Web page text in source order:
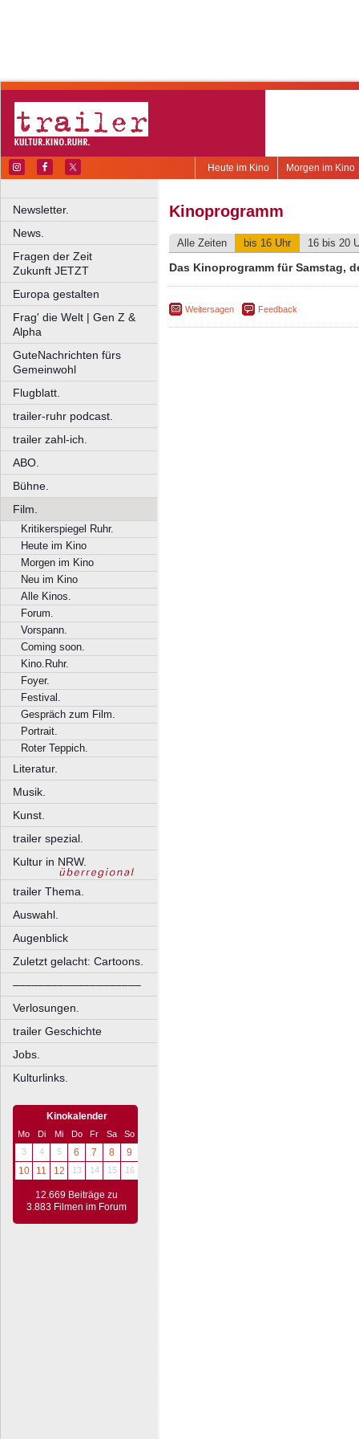
Morgen im Kino
Heute im Kino
Newsletter.
News.
Fragen der Zeit
Zukunft JETZT
Europa gestalten
Frag' die Welt | Gen Z &
Alpha
GuteNachrichten fürs
Gemeinwohl
Flugblatt.
trailer-ruhr podcast.
trailer zahl-ich.
ABO.
Bühne.
Film.
Kritikerspiegel Ruhr.
Heute im Kino
Morgen im Kino
Neu im Kino
Alle Kinos.
Forum.
Vorspann.
Coming soon.
Kino.Ruhr.
Foyer.
Festival.
Gespräch zum Film.
Portrait.
Roter Teppich.
Literatur.
Musik.
Kunst.
trailer spezial.
Kultur in NRW.
trailer Thema.
Auswahl.
Augenblick
Zuletzt gelacht: Cartoons.
––––––––––––––––––––
Verlosungen.
trailer Geschichte
Jobs.
Kulturlinks.
Kinokalender
Mo Di Mi Do Fr Sa
So
3
4 5 6 7 8
9
10
11 12 13 14 15 16
12.669 Beiträge zu
3.883 Filmen im Forum
Kinoprogramm
Alle Zeiten bis 16 Uhr 16 bis 20
Das Kinoprogramm für Samstag,
Weitersagen Feedback